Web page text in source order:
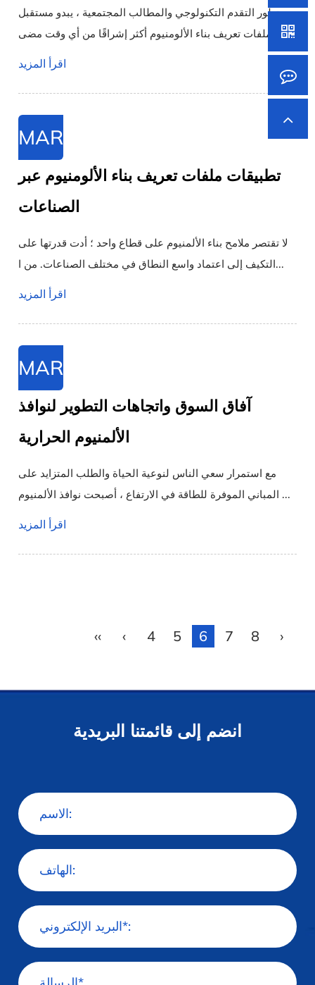
مع تطور التقدم التكنولوجي والمطالب المجتمعية ، يبدو مستقبل
ملفات تعريف بناء الألومنيوم أكثر إشراقًا من أي وقت مضى....
اقرأ المزيد
MAR
تطبيقات ملفات تعريف بناء الألومنيوم عبر
الصناعات
لا تقتصر ملامح بناء الألمنيوم على قطاع واحد ؛ أدت قدرتها على
التكيف إلى اعتماد واسع النطاق في مختلف الصناعات. من ا...
اقرأ المزيد
MAR
آفاق السوق واتجاهات التطوير لنوافذ
الألمنيوم الحرارية
مع استمرار سعي الناس لنوعية الحياة والطلب المتزايد على
المباني الموفرة للطاقة في الارتفاع ، أصبحت نوافذ الألمنيوم ...
اقرأ المزيد
‹‹ ‹ 4 5 6 7 8 ›
انضم إلى قائمتنا البريدية